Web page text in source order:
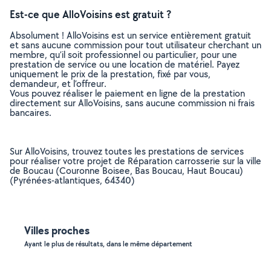
Est-ce que AlloVoisins est gratuit ?
Absolument ! AlloVoisins est un service entièrement gratuit
et sans aucune commission pour tout utilisateur cherchant un
membre, qu’il soit professionnel ou particulier, pour une
prestation de service ou une location de matériel. Payez
uniquement le prix de la prestation, fixé par vous,
demandeur, et l’offreur.
Vous pouvez réaliser le paiement en ligne de la prestation
directement sur AlloVoisins, sans aucune commission ni frais
bancaires.
Sur AlloVoisins, trouvez toutes les prestations de services
pour réaliser votre projet de Réparation carrosserie sur la ville
de Boucau (Couronne Boisee, Bas Boucau, Haut Boucau)
(Pyrénées-atlantiques, 64340)
Villes proches
Ayant le plus de résultats, dans le même département